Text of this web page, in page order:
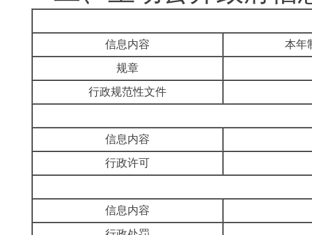
信息内容
本年
规章
行政规范性文件
信息内容
行政许可
信息内容